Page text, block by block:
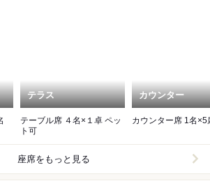
テラス
テーブル席 ４名×１卓 ペッ
ト可
カウンター
カウンター席 1
座席をもっと見る